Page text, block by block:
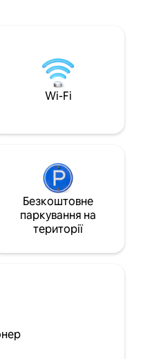
Вентилятор, але
Чудове
дістатися з E4,
автобусної лінії.
Wi-Fi
Безкоштовне
паркування на
території